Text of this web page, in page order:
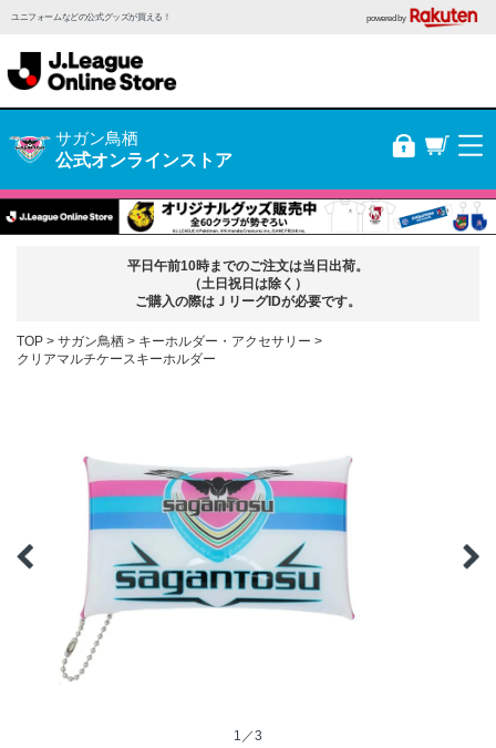
ユニフォームなどの公式グッズが買える！ powered by
サガン鳥栖
公式オンラインストア
平日午前10時までのご注文は当日出荷。
（土日祝日は除く）
ご購入の際はＪリーグIDが必要です。
TOP サガン鳥栖
キーホルダー・アクセサリー
クリアマルチケースキーホルダー
1／3